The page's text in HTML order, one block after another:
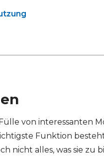
von interessanten
Funktion
nicht alles, was sie zu